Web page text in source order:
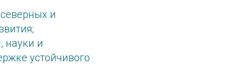
и
науки и
устойчивого